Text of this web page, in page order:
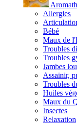
Allergies
Bébé
Maux de
Troubles
Troubles
Jambes
Assainir,
Troubles
Huiles
Maux du
Insectes
Relaxation